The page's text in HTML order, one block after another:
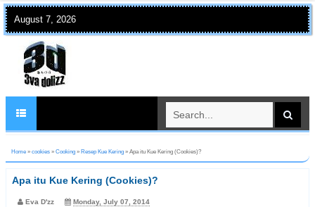
August 7, 2026
Home » cookies » Cooking » Resep Kue Kering » Apa itu Kue Kering (Cookies)?
Apa itu Kue Kering (Cookies)?
Eva D'zz Monday, July 07, 2014